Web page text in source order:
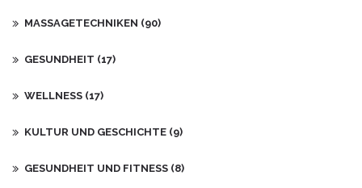
MASSAGETECHNIKEN (90)
GESUNDHEIT (17)
WELLNESS (17)
KULTUR UND GESCHICHTE (9)
GESUNDHEIT UND FITNESS (8)